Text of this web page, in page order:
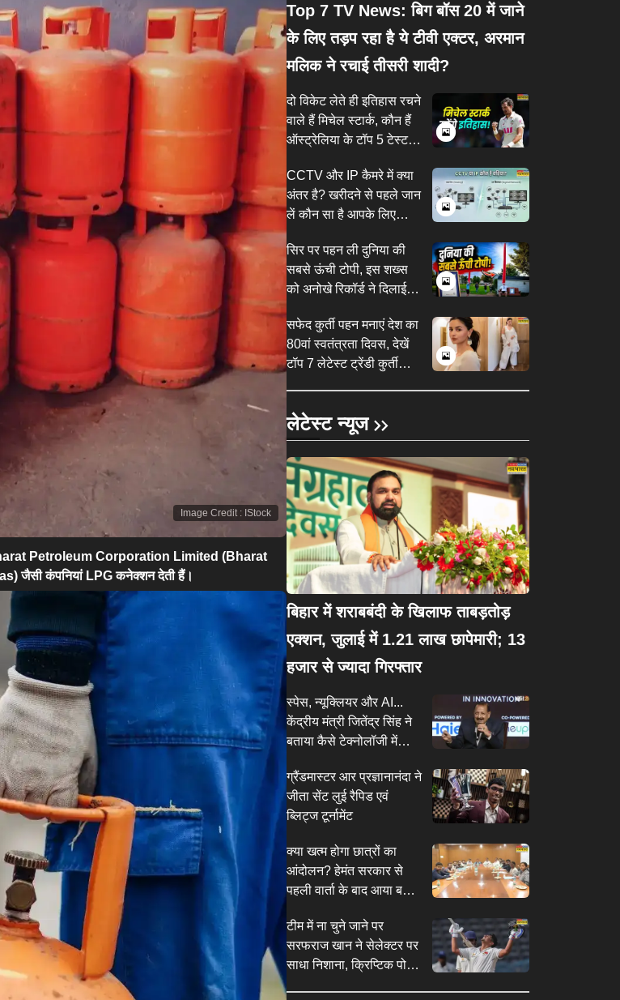
Image Credit: IStock
Petroleum Corporation Limited (Bharat
जैसी कंपनियां LPG कनेक्शन देती हैं।
Top 7 TV News: बिग बॉस 20 में जाने
के लिए तड़प रहा है ये टीवी एक्टर, अरमान
मलिक ने रचाई तीसरी शादी?
दो विकेट लेते ही इतिहास रचने
वाले हैं मिचेल स्टार्क, कौन हैं
ऑस्ट्रेलिया के टॉप 5 टेस्ट
CCTV और IP कैमरे में क्या
अंतर है? खरीदने से पहले जान
लें कौन सा है आपके लिए
सिर पर पहन ली दुनिया की
सबसे ऊंची टोपी, इस शख्स
को अनोखे रिकॉर्ड ने दिलाई
​सफेद कुर्ती पहन मनाएं देश का
80वां स्वतंत्रता दिवस, देखें
टॉप 7 लेटेस्ट ट्रेंडी कुर्ती
लेटेस्ट न्यूज
बिहार में शराबबंदी के खिलाफ ताबड़तोड़
एक्शन, जुलाई में 1.21 लाख छापेमारी; 13
हजार से ज्यादा गिरफ्तार
स्पेस, न्यूक्लियर और AI...
केंद्रीय मंत्री जितेंद्र सिंह ने
बताया कैसे टेक्नोलॉजी में
उपलब्धियां
ग्रैंडमास्टर आर प्रज्ञानानंदा ने
जीता सेंट लुई रैपिड एवं
ब्लिट्ज टूर्नामेंट
क्या खत्म होगा छात्रों का
आंदोलन? हेमंत सरकार से
पहली वार्ता के बाद आया बड़ा
मांगों ने बढ़ाया सस्पेंस
टीम में ना चुने जाने पर
सरफराज खान ने सेलेक्टर पर
साधा निशाना, क्रिप्टिक पोस्ट